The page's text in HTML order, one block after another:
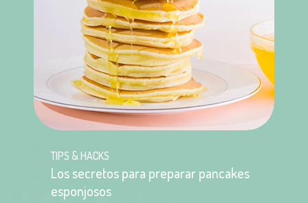
TIPS & HACKS
Los secretos para preparar pancakes
esponjosos